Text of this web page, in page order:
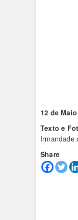
12 de
Texto e
Irmandade
Share